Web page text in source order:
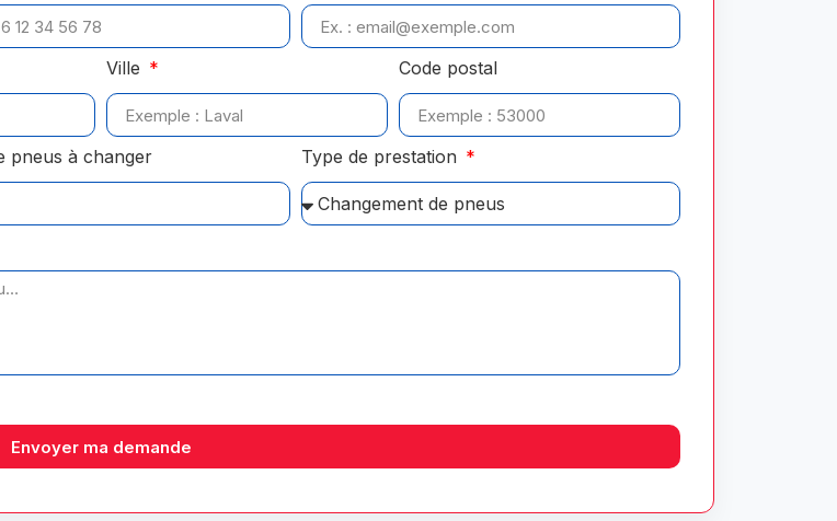
Ville Code postal
pneus à changer Type de prestation
Envoyer ma demande